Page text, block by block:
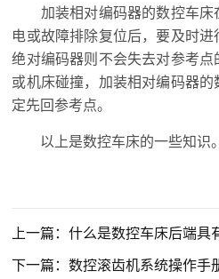
加装相对编码器的数控车床
电或故障排除复位后，要及时
绝对编码器则不会失去对参考
或机床碰撞，加装相对编码器
定先回参考点。
以上是数控车床的一些知识。
上一篇：什么是数控车床后端具
下一篇：数控滚齿机系统操作手